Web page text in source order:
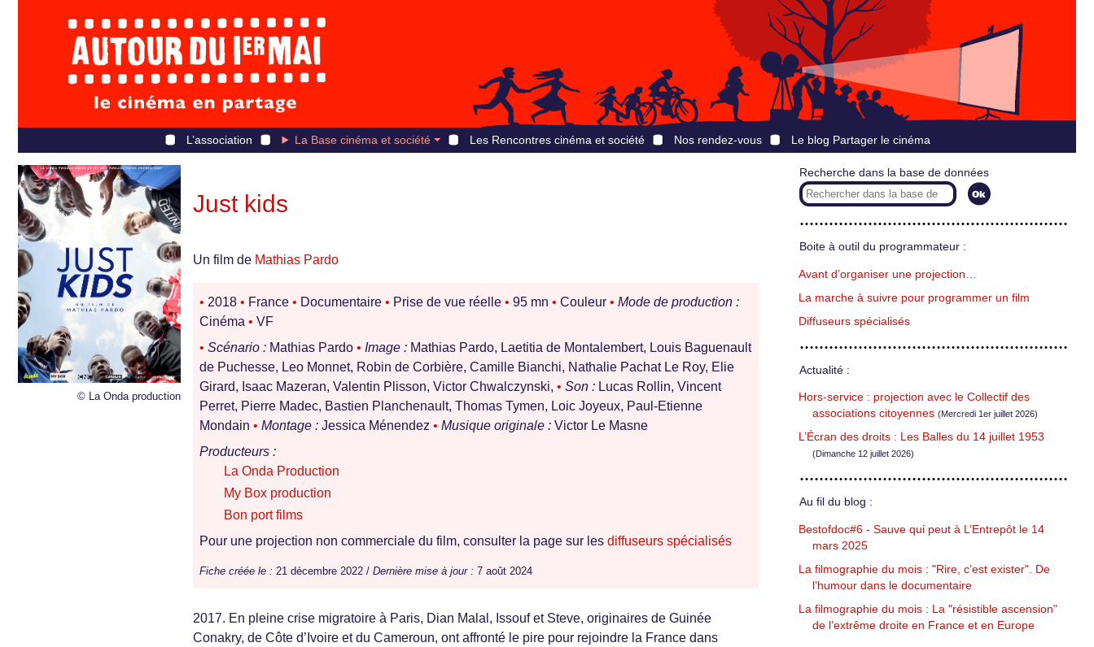
L’association La Base cinéma et société Les Rencontres cinéma et société Nos rendez-vous Le blog Partager le cinéma
© La Onda production
Just kids
Un film de Mathias Pardo
• 2018 • France • Documentaire • Prise de vue réelle • 95 mn • Couleur • Mode de production :
Cinéma • VF
• Scénario : Mathias Pardo • Image : Mathias Pardo, Laetitia de Montalembert, Louis Baguenault
de Puchesse, Leo Monnet, Robin de Corbière, Camille Bianchi, Nathalie Pachat Le Roy, Elie
Girard, Isaac Mazeran, Valentin Plisson, Victor Chwalczynski, • Son : Lucas Rollin, Vincent
Perret, Pierre Madec, Bastien Planchenault, Thomas Tymen, Loic Joyeux, Paul-Etienne
Mondain • Montage : Jessica Ménendez • Musique originale : Victor Le Masne
Producteurs :
La Onda Production
My Box production
Bon port films
Pour une projection non commerciale du film, consulter la page sur les diffuseurs spécialisés
Fiche créée le : 21 décembre 2022 / Dernière mise à jour : 7 août 2024
2017. En pleine crise migratoire à Paris, Dian Malal, Issouf et Steve, originaires de Guinée
Conakry, de Côte d’Ivoire et du Cameroun, ont affronté le pire pour rejoindre la France dans
Recherche dans la base de données
Boite à outil du programmateur :
Avant d’organiser une projection…
La marche à suivre pour programmer un film
Diffuseurs spécialisés
Actualité :
Hors-service : projection avec le Collectif des
associations citoyennes (Mercredi 1er juillet 2026)
L’Écran des droits : Les Balles du 14 juillet 1953
(Dimanche 12 juillet 2026)
Au fil du blog :
Bestofdoc#6 - Sauve qui peut à L’Entrepôt le 14
mars 2025
La filmographie du mois : "Rire, c’est exister". De
l’humour dans le documentaire
La filmographie du mois : La "résistible ascension"
de l’extrême droite en France et en Europe